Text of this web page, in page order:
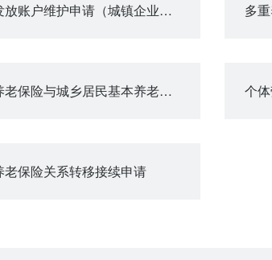
养老保险待遇发放账户维护申请（城镇企业职工基本养老保险）
城镇职工基本养老保险与城乡居民基本养老保险制度衔接申请 个
保险关系转移接续申请